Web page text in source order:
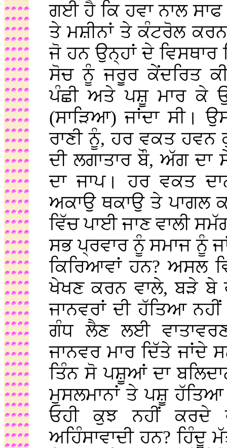
ਗਈ ਹੈ ਕਿ ਹਵਾ ਨਾਲ ਸਾਫ
ਤੇ ਮਸ਼ੀਨਾਂ ਤੇ ਕੰਟਰੋਲ
ਜੋ ਹਨ ਉਨ੍ਹਾਂ ਦੇ
ਸੋਚ ਨੂੰ ਜਰੂਰ ਕੇਂਦਰਿਤ
ਪੰਛੀ ਅਤੇ ਪਸ਼ੂ ਮਾਰ ਕੇ
(ਸਾੜਿਆ) ਜਾਂਦਾ ਸੀ।
ਰਾਣੀ ਨੂੰ, ਹਰ ਵਕਤ ਹਵਨ
ਦੀ ਲਗਾਤਾਰ ਬੌ, ਅੱਗ
ਦਾ ਜਾਪ। ਹਰ ਵਕਤ
ਅਕਾਉ ਥਕਾਉ ਤੇ ਪਾਗਲ
ਵਿੱਚ ਪਾਈ ਜਾਣ ਵਾਲੀ
ਸਭ ਪ੍ਰਵਾਰ ਨੂੰ ਸਮਾਜ ਨੂੰ
ਕਿਰਿਆਵਾਂ ਹਨ? ਅਸਲ
ਖੇਖਣ ਕਰਨ ਵਾਲੇ, ਬੜੇ ਬੇ
ਜਾਨਵਰਾਂ ਦੀ ਹੱਤਿਆ
ਗੰਧ ਲੈਣ ਲਈ
ਜਾਨਵਰ ਮਾਰ ਦਿੱਤੇ
ਤਿੰਨ ਸੋ ਪਸ਼ੂਆਂ ਦਾ
ਮੁਸਲਮਾਨਾਂ ਤੇ ਪਸ਼ੂ
ਓਹੀ ਕੁਝ ਨਹੀਂ ਕਰਦੇ
ਅਹਿੰਸਾਵਾਦੀ ਹਨ? ਹਿੰਦੂ